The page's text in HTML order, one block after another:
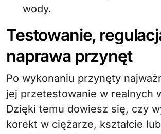
wody.
Testowanie,
naprawa przynęt
Po wykonaniu przynęty
jej przetestowanie w realnych
Dzięki temu dowiesz się, czy
korekt w ciężarze, kształcie